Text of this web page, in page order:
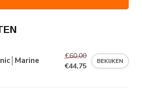
€60,00
€44,75
BEKIJKEN